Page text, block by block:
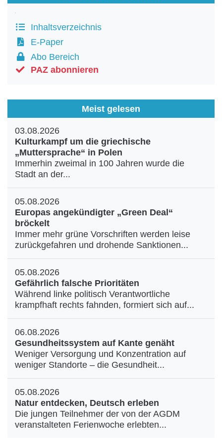
Inhaltsverzeichnis
E-Paper
Abo Bereich
PAZ abonnieren
Meist gelesen
03.08.2026
Kulturkampf um die griechische
„Muttersprache“ in Polen
Immerhin zweimal in 100 Jahren wurde die
Stadt an der...
05.08.2026
Europas angekündigter „Green Deal“
bröckelt
Immer mehr grüne Vorschriften werden leise
zurückgefahren und drohende Sanktionen...
05.08.2026
Gefährlich falsche Prioritäten
Während linke politisch Verantwortliche
krampfhaft rechts fahnden, formiert sich auf...
06.08.2026
Gesundheitssystem auf Kante genäht
Weniger Versorgung und Konzentration auf
weniger Standorte – die Gesundheit...
05.08.2026
Natur entdecken, Deutsch erleben
Die jungen Teilnehmer der von der AGDM
veranstalteten Ferienwoche erlebten...